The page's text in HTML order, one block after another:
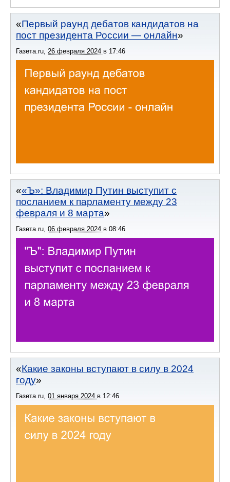
Первый раунд дебатов кандидатов на
пост президента России — онлайн
Газета.ru 26 февраля 2024 в 17:46
«Ъ»: Владимир Путин выступит с
посланием к парламенту между 23
февраля и 8 марта
Газета.ru, 06 февраля 2024 в 08:46
Какие законы вступают в силу в 2024
году
Газета.ru, 01 января 2024 в 12:46